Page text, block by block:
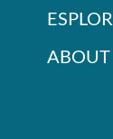
ABOUT